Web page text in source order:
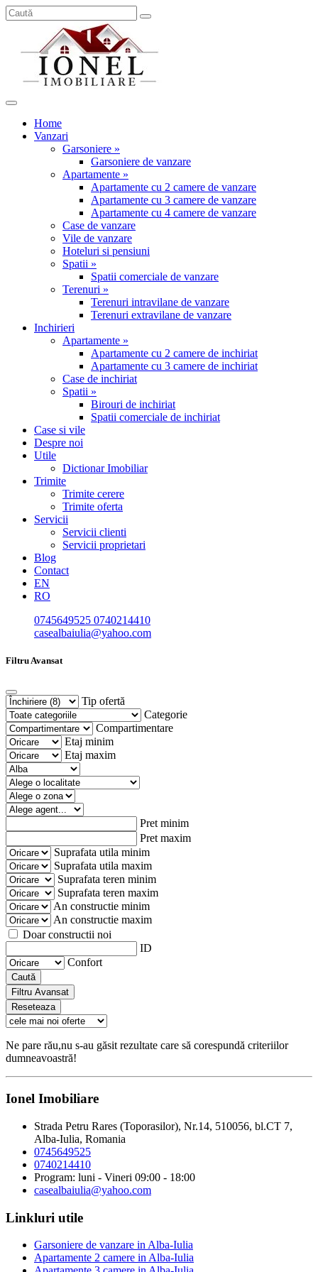
Home
Vanzari
Garsoniere »
Garsoniere de vanzare
Apartamente »
Apartamente cu 2 camere de vanzare
Apartamente cu 3 camere de vanzare
Apartamente cu 4 camere de vanzare
Case de vanzare
Vile de vanzare
Hoteluri si pensiuni
Spatii »
Spatii comerciale de vanzare
Terenuri »
Terenuri intravilane de vanzare
Terenuri extravilane de vanzare
Inchirieri
Apartamente »
Apartamente cu 2 camere de inchiriat
Apartamente cu 3 camere de inchiriat
Case de inchiriat
Spatii »
Birouri de inchiriat
Spatii comerciale de inchiriat
Case si vile
Despre noi
Utile
Dictionar Imobiliar
Trimite
Trimite cerere
Trimite oferta
Servicii
Servicii clienti
Servicii proprietari
Blog
Contact
EN
RO
0745649525 0740214410
casealbaiulia@yahoo.com
Filtru Avansat
Tip ofertă
Categorie
Compartimentare
Etaj minim
Etaj maxim
Pret minim
Pret maxim
Suprafata utila minim
Suprafata utila maxim
Suprafata teren minim
Suprafata teren maxim
An constructie minim
An constructie maxim
Doar constructii noi
ID
Confort
Caută
Filtru Avansat
Reseteaza
Ne pare rău,nu s-au găsit rezultate care să corespundă criteriilor
dumneavoastră!
Ionel Imobiliare
Strada Petru Rares (Toporasilor), Nr.14, 510056, bl.CT 7,
Alba-Iulia, Romania
0745649525
0740214410
Program: luni - Vineri 09:00 - 18:00
casealbaiulia@yahoo.com
Linkluri utile
Garsoniere de vanzare in Alba-Iulia
Apartamente 2 camere in Alba-Iulia